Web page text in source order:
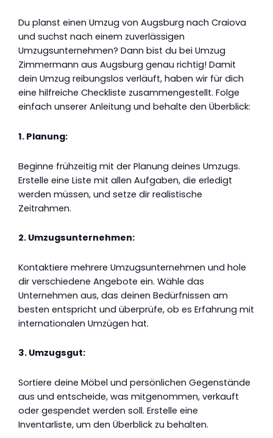
Du planst einen Umzug von Augsburg nach Craiova
und suchst nach einem zuverlässigen
Umzugsunternehmen? Dann bist du bei Umzug
Zimmermann aus Augsburg genau richtig! Damit
dein Umzug reibungslos verläuft, haben wir für dich
eine hilfreiche Checkliste zusammengestellt. Folge
einfach unserer Anleitung und behalte den Überblick:
1. Planung:
Beginne frühzeitig mit der Planung deines Umzugs.
Erstelle eine Liste mit allen Aufgaben, die erledigt
werden müssen, und setze dir realistische
Zeitrahmen.
2. Umzugsunternehmen:
Kontaktiere mehrere Umzugsunternehmen und hole
dir verschiedene Angebote ein. Wähle das
Unternehmen aus, das deinen Bedürfnissen am
besten entspricht und überprüfe, ob es Erfahrung mit
internationalen Umzügen hat.
3. Umzugsgut:
Sortiere deine Möbel und persönlichen Gegenstände
aus und entscheide, was mitgenommen, verkauft
oder gespendet werden soll. Erstelle eine
Inventarliste, um den Überblick zu behalten.